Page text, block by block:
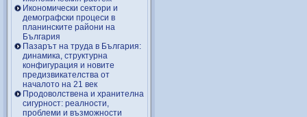
Икономически сектори и
демографски процеси в
планинските райони на
България
Пазарът на труда в България:
динамика, структурна
конфигурация и новите
предизвикателства от
началото на 21 век
Продоволствена и хранителна
сигурност: реалности,
проблеми и възможности